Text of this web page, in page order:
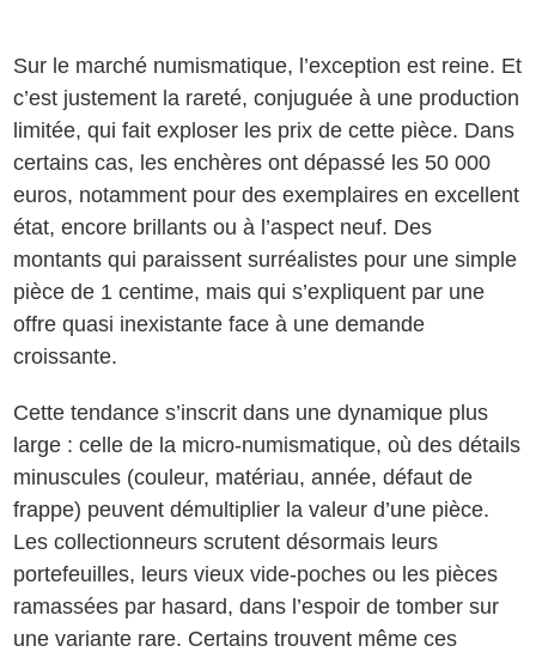
Sur le marché numismatique, l’exception est reine. Et
c’est justement la rareté, conjuguée à une production
limitée, qui fait exploser les prix de cette pièce. Dans
certains cas, les enchères ont dépassé les 50 000
euros, notamment pour des exemplaires en excellent
état, encore brillants ou à l’aspect neuf. Des
montants qui paraissent surréalistes pour une simple
pièce de 1 centime, mais qui s’expliquent par une
offre quasi inexistante face à une demande
croissante.
Cette tendance s’inscrit dans une dynamique plus
large : celle de la micro-numismatique, où des détails
minuscules (couleur, matériau, année, défaut de
frappe) peuvent démultiplier la valeur d’une pièce.
Les collectionneurs scrutent désormais leurs
portefeuilles, leurs vieux vide-poches ou les pièces
ramassées par hasard, dans l’espoir de tomber sur
une variante rare. Certains trouvent même ces